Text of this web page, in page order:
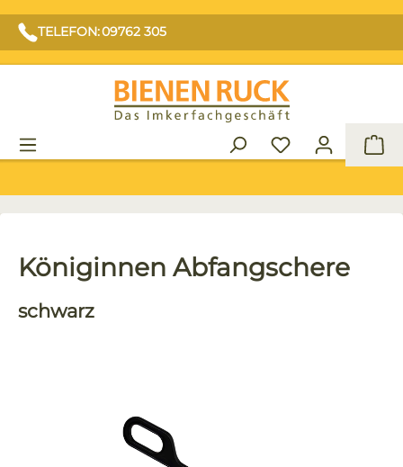
TELEFON: 09762 305
Königinnen Abfangschere
schwarz